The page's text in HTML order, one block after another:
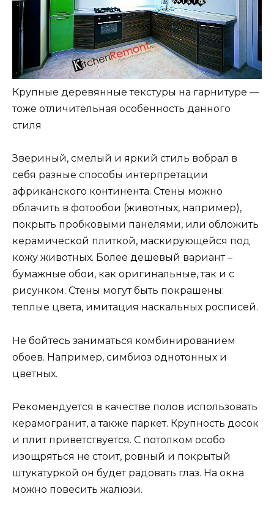
Крупные деревянные текстуры на гарнитуре —
тоже отличительная особенность данного
стиля
Звериный, смелый и яркий стиль вобрал в
себя разные способы интерпретации
африканского континента. Стены можно
облачить в фотообои (животных, например),
покрыть пробковыми панелями, или обложить
керамической плиткой, маскирующейся под
кожу животных. Более дешевый вариант –
бумажные обои, как оригинальные, так и с
рисунком. Стены могут быть покрашены:
теплые цвета, имитация наскальных росписей.
Не бойтесь заниматься комбинированием
обоев. Например, симбиоз однотонных и
цветных.
Рекомендуется в качестве полов использовать
керамогранит, а также паркет. Крупность досок
и плит приветствуется. С потолком особо
изощряться не стоит, ровный и покрытый
штукатуркой он будет радовать глаз. На окна
можно повесить жалюзи.